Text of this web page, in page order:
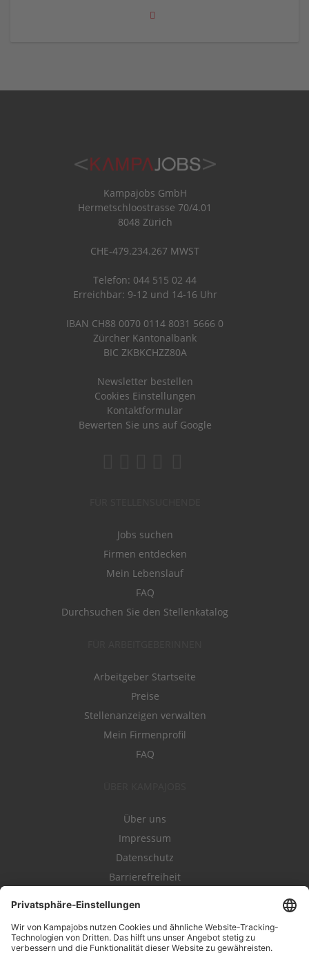
Kampajobs GmbH
Hermetschloostrasse 70/4.01
8048 Zürich
CHE-479.234.267 MWST
Telefon: 044 515 02 44
Erreichbar: 9-12 und 14-16 Uhr
IBAN CH88 0070 0114 8031 5666 0
Zürcher Kantonalbank
BIC ZKBKCHZZ80A
Newsletter bestellen
Cookies Einstellungen
Kontaktformular
Bewerten Sie uns auf Google
Jobs suchen
Firmen entdecken
Mein Lebenslauf
FAQ
Durchsuchen Sie den Stellenkatalog
Arbeitgeber Startseite
Preise
Stellenanzeigen verwalten
Mein Firmenprofil
FAQ
Über uns
Impressum
Datenschutz
Barrierefreiheit
Kampahire